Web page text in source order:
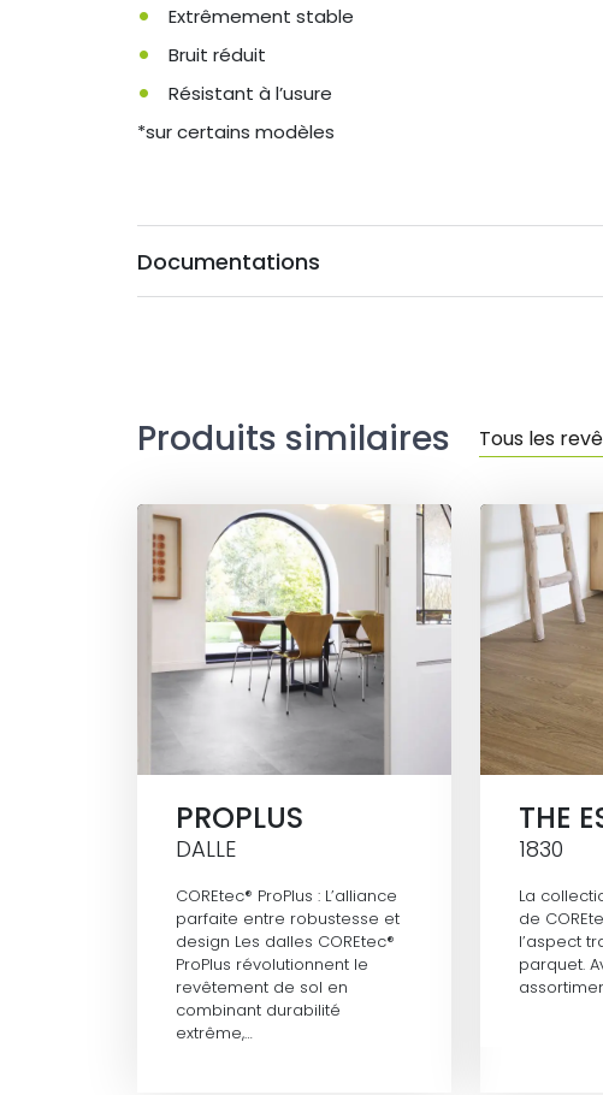
Extrêmement stable
Bruit réduit
Résistant à l’usure
*sur certains modèles
Documentations
Produits similaires Tous les
PROPLUS
DALLE
COREtec® ProPlus : L’alliance
parfaite entre robustesse et
design Les dalles COREtec®
ProPlus révolutionnent le
revêtement de sol en
combinant durabilité
extrême,…
THE
1830
La
de
l’aspect
parquet.